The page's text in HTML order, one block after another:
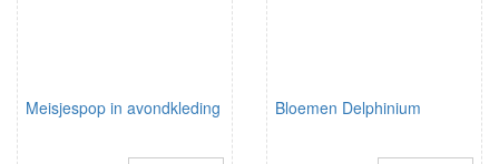
Meisjespop in avondkleding Bloemen Delphinium